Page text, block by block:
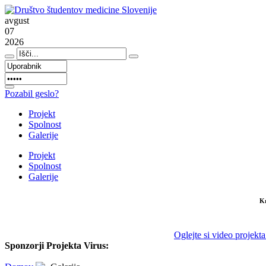
avgust
07
2026
Pozabil geslo?
Projekt
Spolnost
Galerije
Projekt
Spolnost
Galerije
Oglejte si video
Sponzorji Projekta Virus: